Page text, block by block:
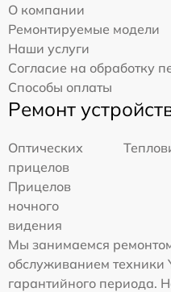
О компании
Ремонтируемые модели
Наши услуги
Согласие на обработку
Способы оплаты
Ремонт
Оптических
прицелов
Прицелов
ночного
видения
Мы занимаемся
обслуживанием техники
гарантийного периода.